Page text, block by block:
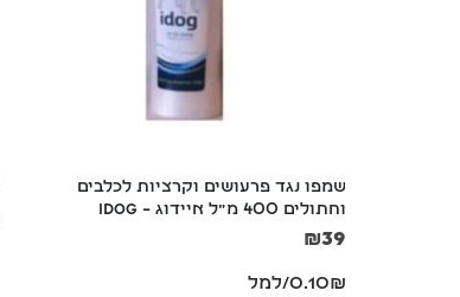
שמפו נגד פרעושים וקרציות לכלבים
וחתולים 400 מ"ל איידוג – iDog
₪39
0.10₪/למל